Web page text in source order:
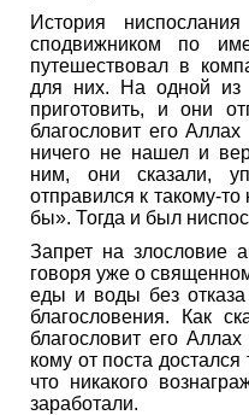
История
сподвижником по
путешествовал в
для них. На одной из
приготовить, и они
благословит его
ничего не нашел и
ним, они сказали,
отправился к такому-
бы». Тогда и был
Запрет на злословие
говоря уже о
еды и воды без отказа
благословения. Как
благословит его Аллах
кому от поста
что никакого
заработали.